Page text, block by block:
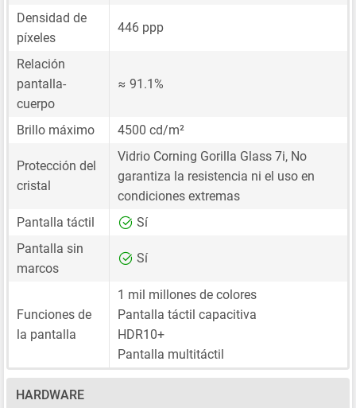
Densidad de
píxeles
446 ppp
Relación
pantalla-
cuerpo
≈ 91.1%
Brillo máximo 4500 cd/m²
Protección del
cristal
Vidrio Corning Gorilla Glass 7i, No
garantiza la resistencia ni el uso en
condiciones extremas
Pantalla táctil
Sí
Pantalla sin
marcos
Sí
Funciones de
la pantalla
1 mil millones de colores
Pantalla táctil capacitiva
HDR10+
Pantalla multitáctil
HARDWARE